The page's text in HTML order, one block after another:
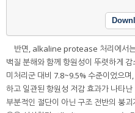
반면, alkaline protease 처리에서
백질 분해와 함께 항원성이 뚜렷하게
미처리군 대비 7.8~9.5% 수준이었으
하고 일관된 항원성 저감 효과가 나타
부분적인 절단이 아닌 구조 전반의 붕